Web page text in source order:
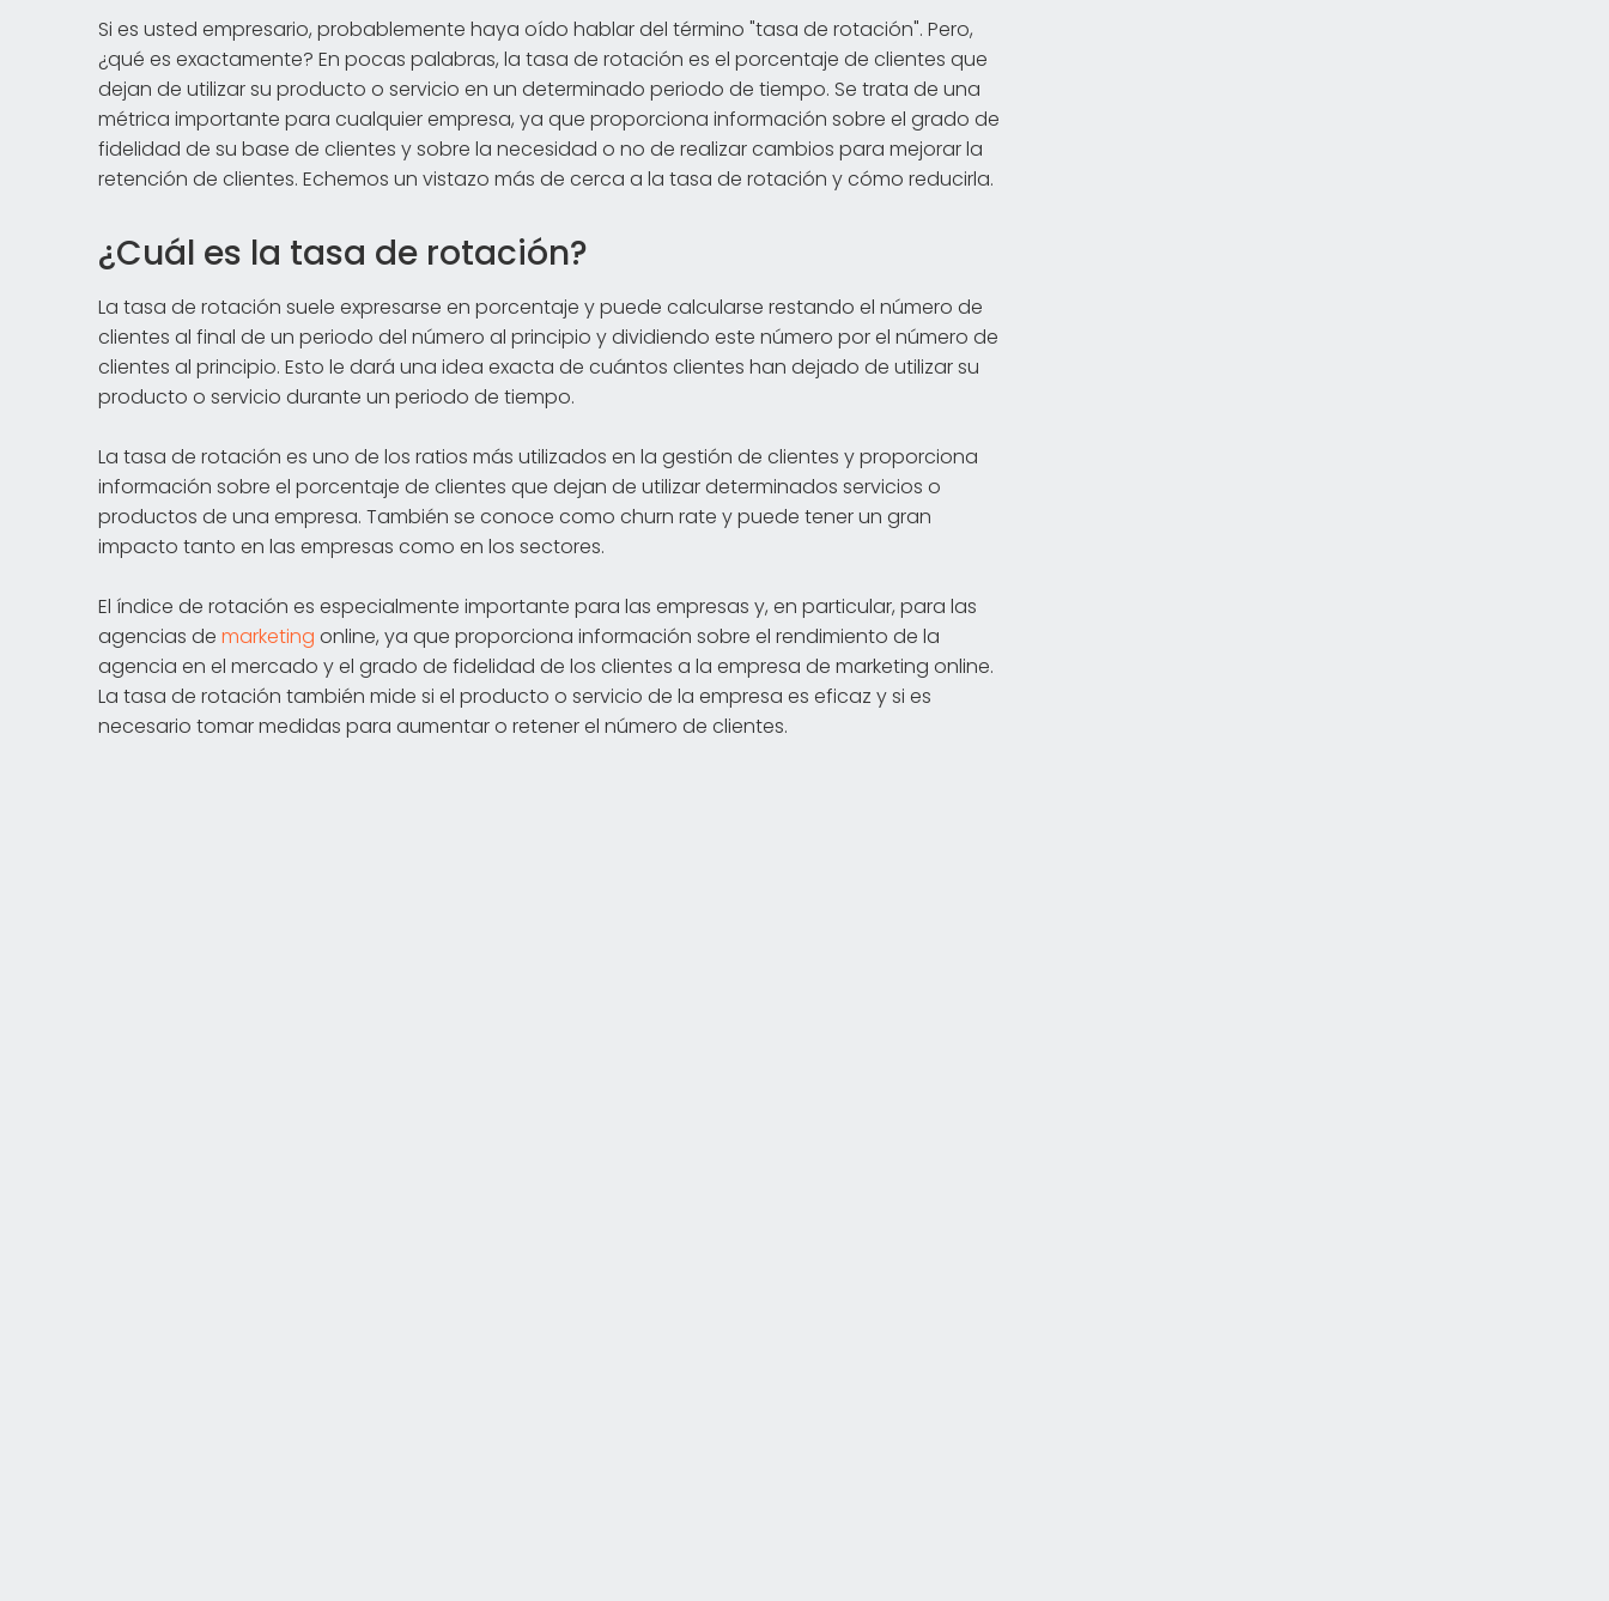
Si es usted empresario, probablemente haya oído hablar del término "tasa de rotación". Pero,
¿qué es exactamente? En pocas palabras, la tasa de rotación es el porcentaje de clientes que
dejan de utilizar su producto o servicio en un determinado periodo de tiempo. Se trata de una
métrica importante para cualquier empresa, ya que proporciona información sobre el grado de
fidelidad de su base de clientes y sobre la necesidad o no de realizar cambios para mejorar la
retención de clientes. Echemos un vistazo más de cerca a la tasa de rotación y cómo reducirla.
¿Cuál es la tasa de rotación?
La tasa de rotación suele expresarse en porcentaje y puede calcularse restando el número de
clientes al final de un periodo del número al principio y dividiendo este número por el número de
clientes al principio. Esto le dará una idea exacta de cuántos clientes han dejado de utilizar su
producto o servicio durante un periodo de tiempo.
La tasa de rotación es uno de los ratios más utilizados en la gestión de clientes y proporciona
información sobre el porcentaje de clientes que dejan de utilizar determinados servicios o
productos de una empresa. También se conoce como churn rate y puede tener un gran
impacto tanto en las empresas como en los sectores.
El índice de rotación es especialmente importante para las empresas y, en particular, para las
agencias de marketing online, ya que proporciona información sobre el rendimiento de la
agencia en el mercado y el grado de fidelidad de los clientes a la empresa de marketing online.
La tasa de rotación también mide si el producto o servicio de la empresa es eficaz y si es
necesario tomar medidas para aumentar o retener el número de clientes.